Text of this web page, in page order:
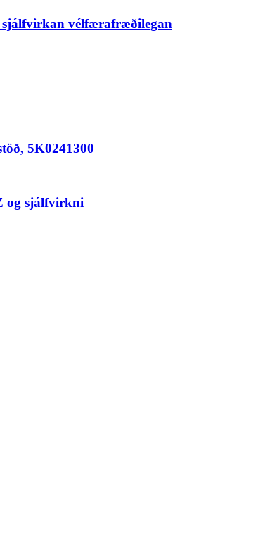
sjálfvirkan vélfærafræðilegan
5K0241300
og sjálfvirkni